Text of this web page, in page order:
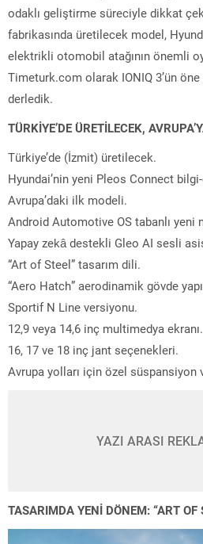
odaklı geliştirme süreciyle dikkat
fabrikasında üretilecek model,
elektrikli otomobil atağının önemli
Timeturk.com olarak IONIQ 3’ün
derledik.
TÜRKİYE’DE ÜRETİLECEK,
Türkiye’de (İzmit) üretilecek.
Hyundai’nin yeni Pleos Connect
Avrupa’daki ilk modeli.
Android Automotive OS tabanlı yeni
Yapay zekâ destekli Gleo AI sesli
“Art of Steel” tasarım dili.
“Aero Hatch” aerodinamik gövde
Sportif N Line versiyonu.
12,9 veya 14,6 inç multimedya ekranı.
16, 17 ve 18 inç jant seçenekleri.
Avrupa yolları için özel süspansiyon
YAZI ARASI
TASARIMDA YENİ DÖNEM: “ART OF